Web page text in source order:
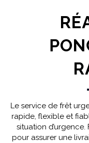
Le service de frêt
rapide, flexible et
situation
pour assurer une